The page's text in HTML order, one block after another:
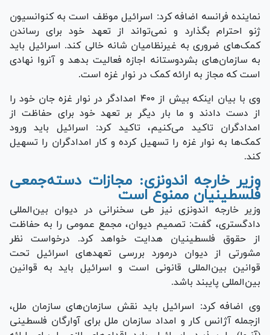
نماینده فرانسه اضافه کرد: اسرائیل موظف است به کنوانسیون
ژنو احترام بگذارد و نمی‌تواند از تعهد خود برای رساندن
کمک‌های ضروری به غیرنظامیان شانه خالی کند. اسرائیل باید
به سازمان‌های بشردوستانه اجازه فعالیت بدهد و آنروا نهادی
است که مجاز به ارائه کمک در نوار غزه است.
وی با بیان اینکه بیش از ۴۰۰ امدادگر در نوار غزه جان خود را
از دست دادند و ما بار دیگر بر تعهد خود برای حفاظت از
امدادگران تاکید می‌کنیم، تاکید کرد: اسرائیل باید ورود
کمک‌ها به نوار غزه را تسهیل کرده و کار امدادگران را تسهیل
کند.
وزیر خارجه اندونزی: مجازات دسته‌جمعی
فلسطینیان ممنوع است
وزیر خارجه اندونزی نیز طی سخنرانی در دیوان بین‌المللی
دادگستری، گفت: تصمیم دیوان، مجمع عمومی را به حفاظت
از حقوق فلسطینیان هدایت خواهد کرد. درخواست نظر
مشورتی از دیوان درمورد بررسی تعهد‌های اسرائیل تحت
قوانین بین‌المللی قانونی است و اسرائیل باید به قوانین
بین‌المللی پایبند باشد.
وی اضافه کرد: اسرائیل باید نقش سازمان‌های سازمان ملل،
ازجمله آژانس کار و امداد سازمان ملل برای آوارگان فلسطینی